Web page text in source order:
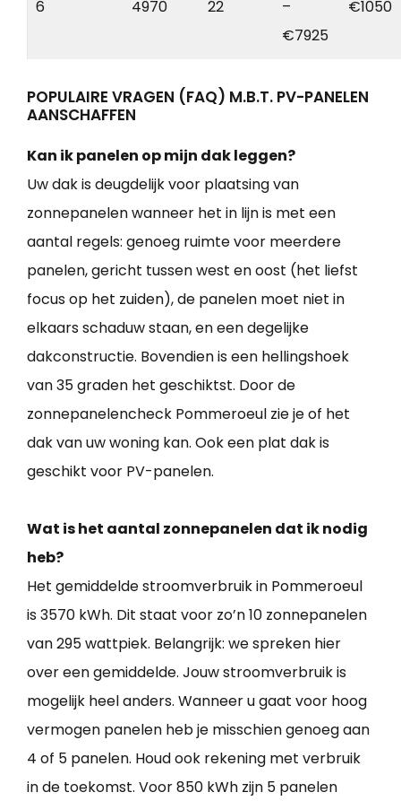
6 4970 22
–
€7925
€1050
POPULAIRE VRAGEN (FAQ) M.B.T. PV-PANELEN
AANSCHAFFEN
Kan ik panelen op mijn dak leggen?
Uw dak is deugdelijk voor plaatsing van
zonnepanelen wanneer het in lijn is met een
aantal regels: genoeg ruimte voor meerdere
panelen, gericht tussen west en oost (het liefst
focus op het zuiden), de panelen moet niet in
elkaars schaduw staan, en een degelijke
dakconstructie. Bovendien is een hellingshoek
van 35 graden het geschiktst. Door de
zonnepanelencheck Pommeroeul zie je of het
dak van uw woning kan. Ook een plat dak is
geschikt voor PV-panelen.
Wat is het aantal zonnepanelen dat ik nodig
heb?
Het gemiddelde stroomverbruik in Pommeroeul
is 3570 kWh. Dit staat voor zo’n 10 zonnepanelen
van 295 wattpiek. Belangrijk: we spreken hier
over een gemiddelde. Jouw stroomverbruik is
mogelijk heel anders. Wanneer u gaat voor hoog
vermogen panelen heb je misschien genoeg aan
4 of 5 panelen. Houd ook rekening met verbruik
in de toekomst. Voor 850 kWh zijn 5 panelen